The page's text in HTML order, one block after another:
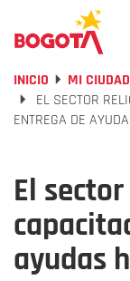
INICIO MI CIUDAD
EL SECTOR
ENTREGA DE
El
ayudas